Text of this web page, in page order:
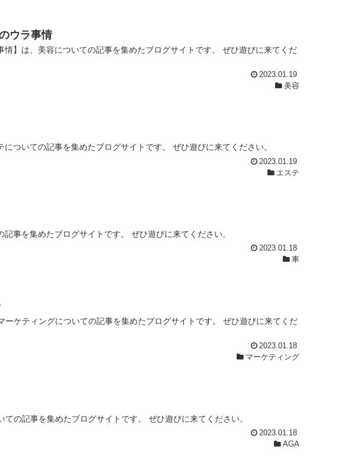
ウラ事情
情】は、美容についての記事を集めたブログサイトです。 ぜひ遊びに来てくだ
2023.01.19
美容
についての記事を集めたブログサイトです。 ぜひ遊びに来てください。
2023.01.19
エステ
記事を集めたブログサイトです。 ぜひ遊びに来てください。
2023.01.18
車
ーケティングについての記事を集めたブログサイトです。 ぜひ遊びに来てくだ
2023.01.18
マーケティング
ての記事を集めたブログサイトです。 ぜひ遊びに来てください。
2023.01.18
AGA